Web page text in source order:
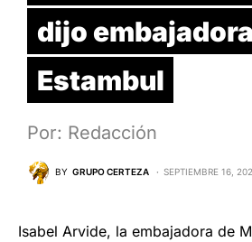
dijo
Estambul
Por: Redacción
BY GRUPO CERTEZA SEPTIEMBRE 16,
Isabel Arvide, la embajadora de